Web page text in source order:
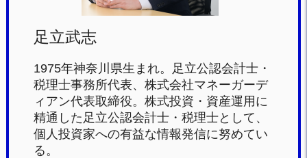
足立武志
1975年神奈川県生まれ。足立公認会計士・
税理士事務所代表、株式会社マネーガーデ
ィアン代表取締役。株式投資・資産運用に
精通した足立公認会計士・税理士として、
個人投資家への有益な情報発信に努めてい
る。